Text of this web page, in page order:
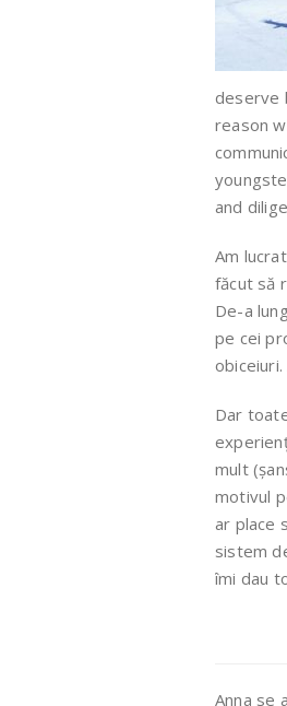
deserve
reason
and
Am
făcut să
De-a
pe cei
Dar
mult
motivul
ar place
sistem
îmi dau
Anna se